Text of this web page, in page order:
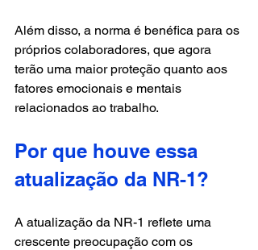
Além disso, a norma é benéfica para os
próprios colaboradores, que agora
terão uma maior proteção quanto aos
fatores emocionais e mentais
relacionados ao trabalho.
Por que houve essa
atualização da NR-1?
A atualização da NR-1 reflete uma
crescente preocupação com os